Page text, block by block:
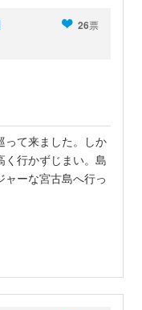
26票
って来ました。しか
く行かずじまい。島
ーな宮古島へ行っ